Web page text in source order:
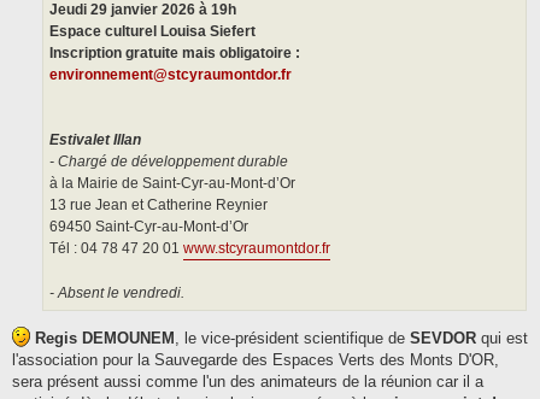
Jeudi 29 janvier 2026 à 19h
Espace culturel Louisa Siefert
Inscription gratuite mais obligatoire :
environnement@stcyraumontdor.fr
Estivalet Illan
- Chargé de développement durable
à la Mairie de Saint-Cyr-au-Mont-d’Or
13 rue Jean et Catherine Reynier
69450 Saint-Cyr-au-Mont-d’Or
Tél : 04 78 47 20 01 www.stcyraumontdor.fr
- Absent le vendredi.
Regis DEMOUNEM , le vice-président scientifique de SEVDOR qui est
l'association pour la Sauvegarde des Espaces Verts des Monts D'OR,
sera présent aussi comme l'un des animateurs de la réunion car il a